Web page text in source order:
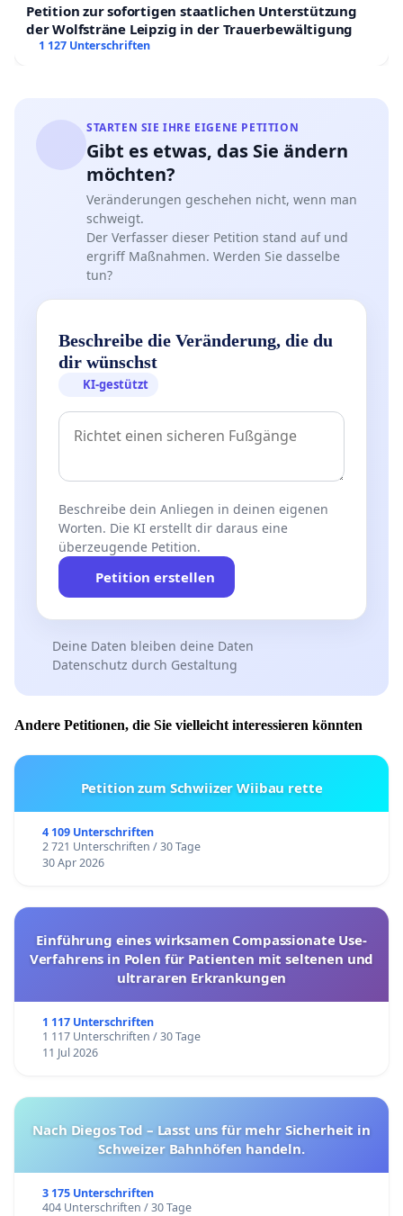
Petition zur sofortigen staatlichen Unterstützung
der Wolfsträne Leipzig in der Trauerbewältigung
1 127 Unterschriften
STARTEN SIE IHRE EIGENE PETITION
Gibt es etwas, das Sie ändern
möchten?
Veränderungen geschehen nicht, wenn man
schweigt.
Der Verfasser dieser Petition stand auf und
ergriff Maßnahmen. Werden Sie dasselbe
tun?
Beschreibe die Veränderung, die du
dir wünschst
KI-gestützt
Beschreibe dein Anliegen in deinen eigenen
Worten. Die KI erstellt dir daraus eine
überzeugende Petition.
Petition erstellen
Deine Daten bleiben deine Daten
Datenschutz durch Gestaltung
Andere Petitionen, die Sie vielleicht interessieren könnten
Petition zum Schwiizer Wiibau rette
4 109 Unterschriften
2 721 Unterschriften / 30 Tage
30 Apr 2026
Einführung eines wirksamen Compassionate Use-
Verfahrens in Polen für Patienten mit seltenen und
ultrararen Erkrankungen
1 117 Unterschriften
1 117 Unterschriften / 30 Tage
11 Jul 2026
Nach Diegos Tod – Lasst uns für mehr Sicherheit in
Schweizer Bahnhöfen handeln.
3 175 Unterschriften
404 Unterschriften / 30 Tage